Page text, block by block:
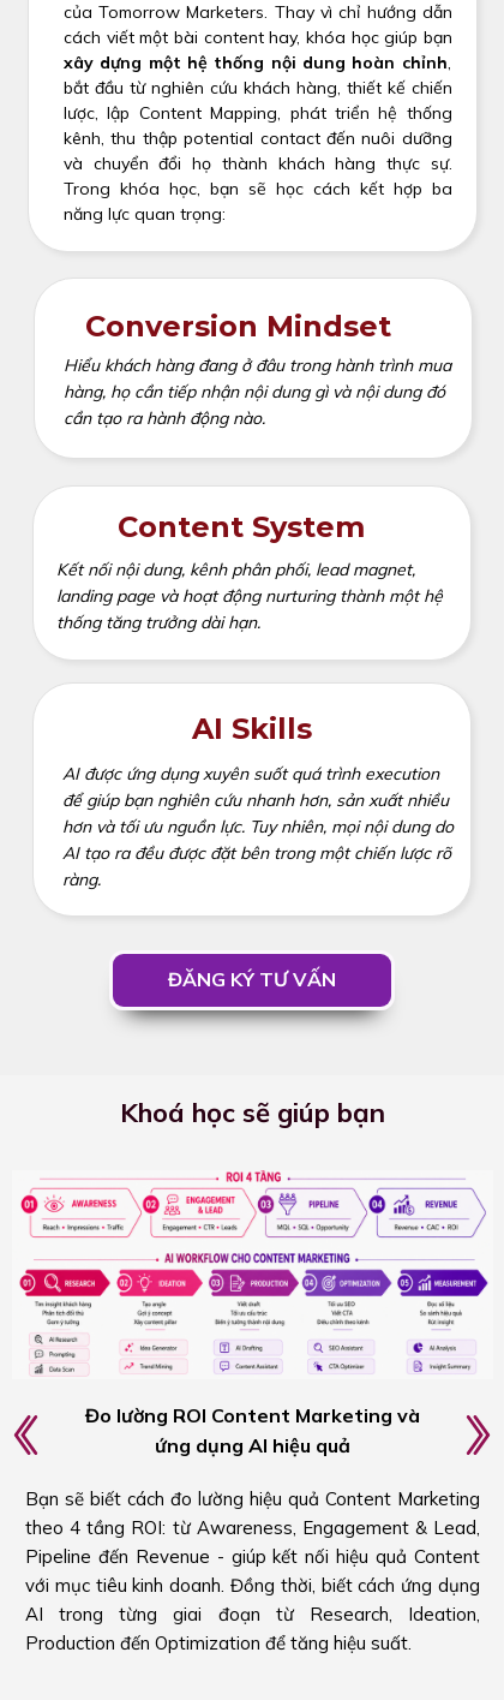
Conversion Mindset
Hiểu khách hàng đang ở đâu trong hành trình mua
hàng, họ cần tiếp nhận nội dung gì và nội dung đó
cần tạo ra hành động nào.
Content System
Kết nối nội dung, kênh phân phối, lead magnet,
landing page và hoạt động nurturing thành một hệ
thống tăng trưởng dài hạn.
của Tomorrow Marketers. Thay vì chỉ hướng dẫn
cách viết một bài content hay, khóa học giúp bạn
xây dựng một hệ thống nội dung hoàn chỉnh,
bắt đầu từ nghiên cứu khách hàng, thiết kế chiến
lược, lập Content Mapping, phát triển hệ thống
kênh, thu thập potential contact đến nuôi dưỡng
và chuyển đổi họ thành khách hàng thực sự.
Trong khóa học, bạn sẽ học cách kết hợp ba
năng lực quan trọng:
AI Skills
AI được ứng dụng xuyên suốt quá trình execution
để giúp bạn nghiên cứu nhanh hơn, sản xuất nhiều
hơn và tối ưu nguồn lực. Tuy nhiên, mọi nội dung do
AI tạo ra đều được đặt bên trong một chiến lược rõ
ràng.
ĐĂNG KÝ TƯ VẤN
Khoá học sẽ giúp bạn